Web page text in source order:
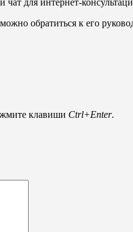
обратиться к его
клавиши Ctrl+Enter.